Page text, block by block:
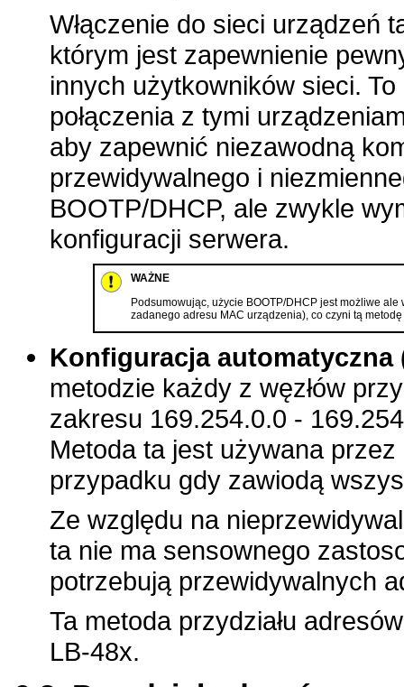
Włączenie do sieci urządzeń
którym jest zapewnienie
innych użytkowników sieci.
połączenia z tymi
aby zapewnić niezawodną
przewidywalnego i
BOOTP/DHCP, ale zwykle
konfiguracji serwera.
WAŻNE
Podsumowując, użycie BOOTP/DHCP jest możliwe
zadanego adresu MAC urządzenia), co czyni tą
Konfiguracja
metodzie każdy z węzłów
zakresu 169.254.0.0 -
Metoda ta jest używana
przypadku gdy zawiodą
Ze względu na
ta nie ma sensownego
potrzebują przewidywalnych
Ta metoda przydziału
LB-48x.